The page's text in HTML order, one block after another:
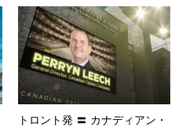
トロント発 〓 カナディアン・